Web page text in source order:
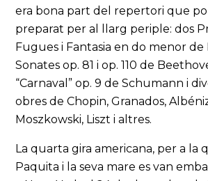
era bona part del repertori que
preparat per al llarg periple: dos
Fugues i Fantasia en do menor de
Sonates op. 81 i op. 110 de
“Carnaval” op. 9 de Schumann i
obres de Chopin, Granados,
Moszkowski, Liszt i altres.
La quarta gira americana, per a la
Paquita i la seva mare es van